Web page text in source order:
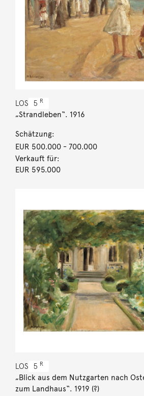
LOS 5 R
„Strandleben“. 1916
Schätzung:
EUR 500.000- 700.000
Verkauft für:
EUR 595.000
LOS 5 R
„Blick aus dem Nutzgarten nach
zum Landhaus“. 1919 (?)